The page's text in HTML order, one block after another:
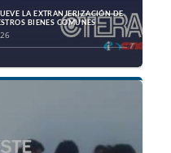
LA EXTRANJERIZACIÓN DE
BIENES COMUNES